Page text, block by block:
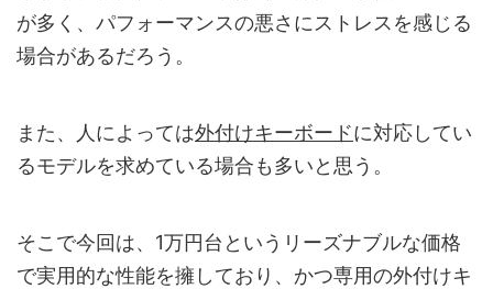
が多く、パフォーマンスの悪さにストレスを感じる
場合があるだろう。
また、人によっては外付けキーボードに対応してい
るモデルを求めている場合も多いと思う。
そこで今回は、1万円台というリーズナブルな価格
で実用的な性能を擁しており、かつ専用の外付けキ